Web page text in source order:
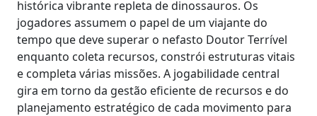
histórica vibrante repleta de dinossauros. Os
jogadores assumem o papel de um viajante do
tempo que deve superar o nefasto Doutor Terrível
enquanto coleta recursos, constrói estruturas vitais
e completa várias missões. A jogabilidade central
gira em torno da gestão eficiente de recursos e do
planejamento estratégico de cada movimento para